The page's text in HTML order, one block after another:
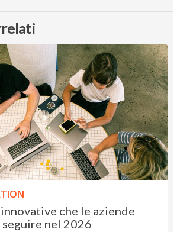
che le aziende
nel 2026